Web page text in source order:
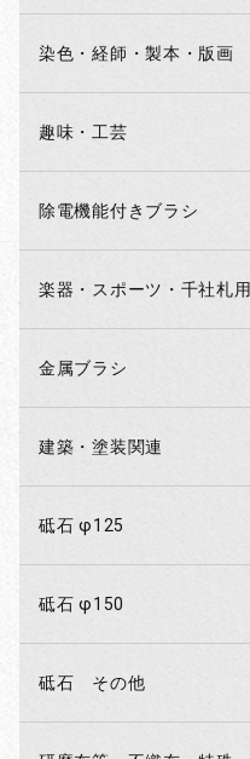
染色・経師・製本・版画
趣味・工芸
除電機能付きブラシ
楽器・スポーツ・千社札用
金属ブラシ
建築・塗装関連
砥石 φ125
砥石 φ150
砥石 その他